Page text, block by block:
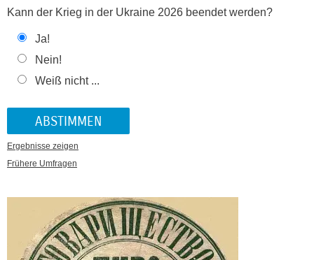
Kann der Krieg in der Ukraine 2026 beendet werden?
Ja!
Nein!
Weiß nicht ...
Ergebnisse zeigen
Frühere Umfragen